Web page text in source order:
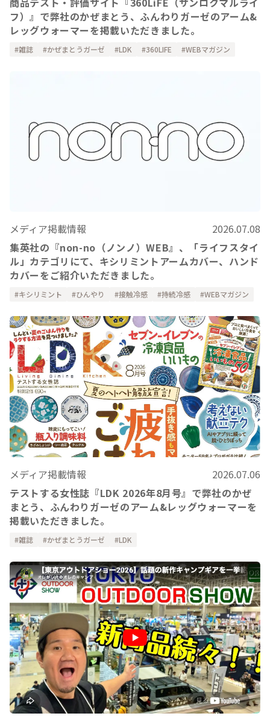
フ）』で弊社のかぜまとう、ふんわりガーゼのアーム&
レッグウォーマーを掲載いただきました。
雑誌 かぜまとうガーゼ LDK 360LIFE WEBマガジン
メディア掲載情報
2026.07.08
集英社の『non-no（ノンノ）WEB』、「ライフスタイ
ル」カテゴリにて、キシリミントアームカバー、ハンド
カバーをご紹介いただきました。
キシリミント ひんやり 接触冷感 持続冷感 WEBマガジン
メディア掲載情報
2026.07.06
テストする女性誌『LDK 2026年8月号』で弊社のかぜ
まとう、ふんわりガーゼのアーム&レッグウォーマーを
掲載いただきました。
雑誌 かぜまとうガーゼ LDK